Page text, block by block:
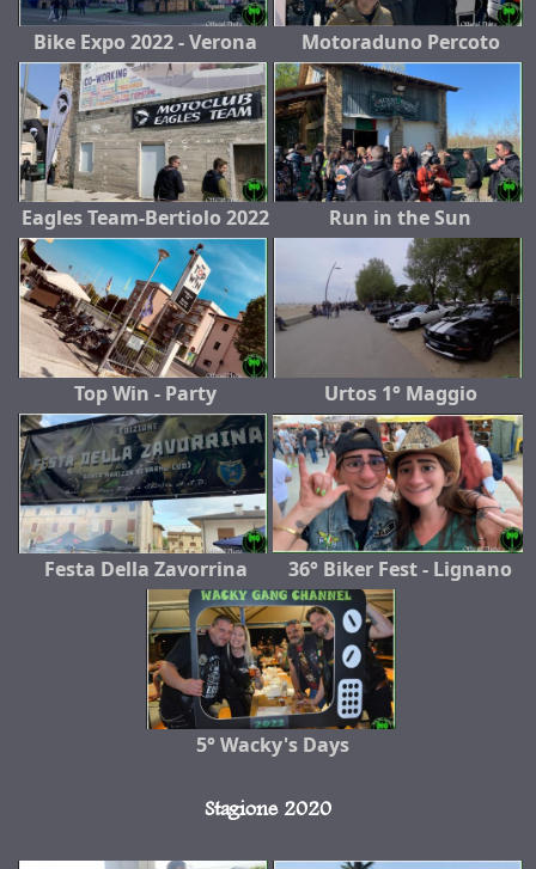
Bike Expo 2022 - Verona Motoraduno Percoto
Eagles Team-Bertiolo 2022 Run in the Sun
Top Win - Party Urtos 1° Maggio
Festa Della Zavorrina 36° Biker Fest - Lignano
5° Wacky's Days
Stagione 2020